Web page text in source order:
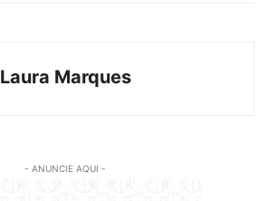
Laura Marques
- ANUNCIE AQUI -